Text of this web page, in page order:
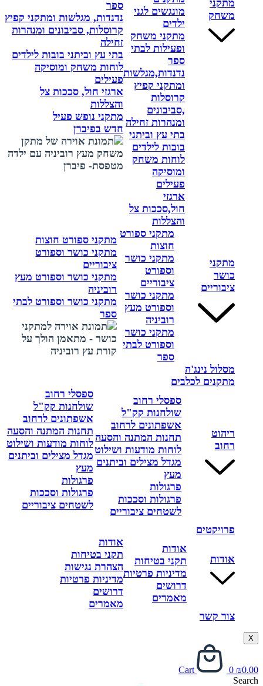
מתקני
משחק
מונגשים לגני
ילדים
מתקני משחק
ופעילות לבתי
ספר
נדנדות,מגלשות
ומתקני קפיץ
קרוסלות
,סביבונים
ומנהרות זחילה
בתי עץ וביתני
בובות לילדים
לוחות משחק
ומוסיקה
פעילים
ארגזי
חול,סככות צל
והצללות
ספר
נדנדות, מגלשות ומתקני קפיץ
קרוסלות, סביבונים ומנהרות
זחילה
בתי עץ וביתני בובות לילדים
לוחות משחק ומוסיקה
פעילים
ארגזי חול, סככות צל
והצללות
מתקני נופש פעיל
חדש בפיברן
מתקני
כושר
ציבוריים
מתקני ספורט
חוצות
מתקני כושר
וספורט
ציבוריים
מתקני כושר
וספורט מעץ
רוביניה
מתקני כושר
וספורט לבתי
ספר
מתקני ספורט חוצות
מתקני כושר וספורט
ציבוריים
מתקני כושר וספורט מעץ
רוביניה
מתקני כושר וספורט לבתי
ספר
מסלול נינג'ה
מתקנים לכלבים
ריהוט
רחוב
ספסלי רחוב
שולחנות קק"ל
אשפתונים לרחוב
תחנות המתנה והסעה
לוחות מודעות ושילוט
מגדל מצילים וביתנים
מעץ
פרגולות
פרגולות וסככות
לשטחים ציבוריים
ספסלי רחוב
שולחנות קק"ל
אשפתונים לרחוב
תחנות המתנה והסעה
לוחות מודעות ושילוט
מגדל מצילים וביתנים
מעץ
פרגולות
פרגולות וסככות
לשטחים ציבוריים
פרויקטים
אודות
אודות
תקני בטיחות
מדיניות פרטיות
דרושים
מאמרים
אודות
תקני בטיחות
הצהרת נגישות
מדיניות פרטיות
דרושים
מאמרים
צור קשר
X
₪0.00
0
Cart
Search